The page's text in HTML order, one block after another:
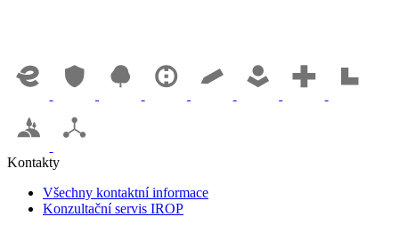
Kontakty
Všechny kontaktní informace
Konzultační servis IROP